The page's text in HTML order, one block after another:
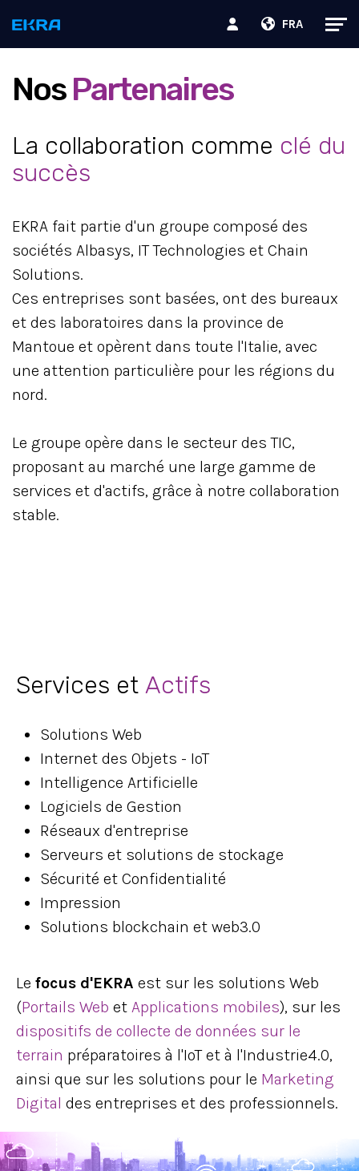
FRA
NosPartenaires
La collaboration comme clé du
succès
EKRA fait partie d'un groupe composé des
sociétés Albasys, IT Technologies et Chain
Solutions.
Ces entreprises sont basées, ont des bureaux
et des laboratoires dans la province de
Mantoue et opèrent dans toute l'Italie, avec
une attention particulière pour les régions du
nord.
Le groupe opère dans le secteur des TIC,
proposant au marché une large gamme de
services et d'actifs, grâce à notre collaboration
stable.
Services et Actifs
Solutions Web
Internet des Objets - IoT
Intelligence Artificielle
Logiciels de Gestion
Réseaux d'entreprise
Serveurs et solutions de stockage
Sécurité et Confidentialité
Impression
Solutions blockchain et web3.0
Le focus d'EKRA est sur les solutions Web
(Portails Web et Applications mobiles), sur les
dispositifs de collecte de données sur le
terrain préparatoires à l'IoT et à l'Industrie4.0,
ainsi que sur les solutions pour le Marketing
Digital des entreprises et des professionnels.